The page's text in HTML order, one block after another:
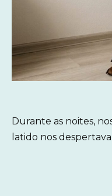
Durante as noites,
latido nos despertava